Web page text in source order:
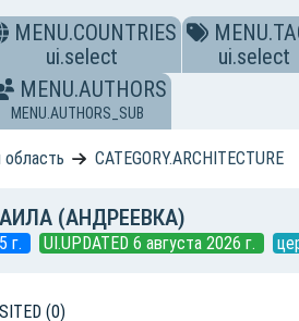
MENU.COUNTRIES
ui.select
ui.select
MENU.AUTHORS
MENU.AUTHORS_SUB
область CATEGORY.ARCHITECTURE
(АНДРЕЕВКА)
г. UI.UPDATED 6 августа 2026 г.
(0)